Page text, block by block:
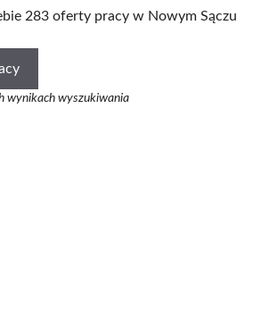
283 oferty pracy w Nowym Sączu
wynikach wyszukiwania